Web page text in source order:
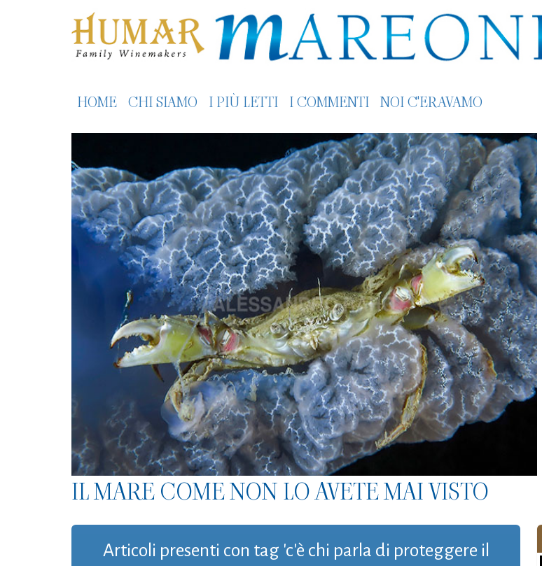
HOME CHI SIAMO I PIÙ LETTI I COMMENTI NOI C'ERAVAMO
IL MARE COME NON LO AVETE MAI VISTO
Articoli presenti con tag 'c'è chi parla di proteggere il